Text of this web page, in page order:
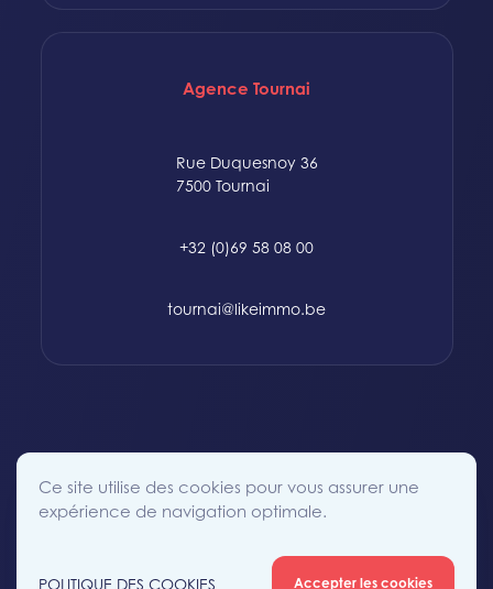
Agence Tournai
Rue Duquesnoy 36
7500 Tournai
+32 (0)69 58 08 00
tournai@likeimmo.be
Politique des CookiesConditions générales
Ce site utilise des cookies pour vous assurer une
expérience de navigation optimale.
POLITIQUE DES COOKIES Accepter les cookies